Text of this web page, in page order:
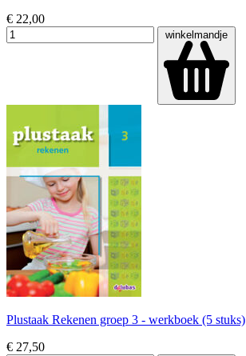
€ 22,00
winkelmandje
Plustaak Rekenen groep 3 - werkboek (5 stuks)
€ 27,50